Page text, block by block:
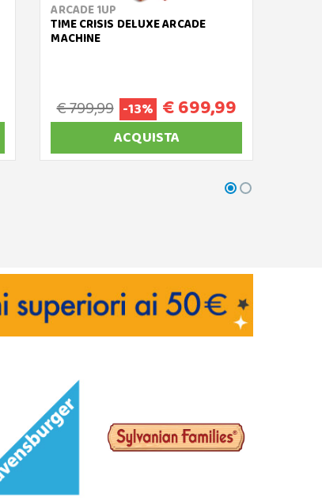
ARCADE 1UP
TIME CRISIS DELUXE ARCADE
MACHINE
€ 799,99 -13% € 699,99
ACQUISTA